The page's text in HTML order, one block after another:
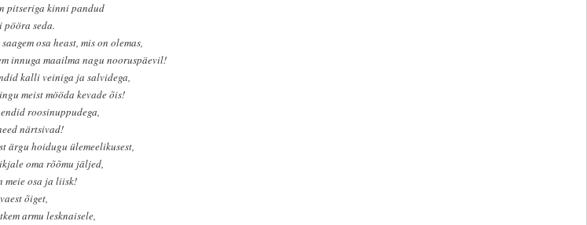
pitseriga kinni pandud
pööra seda.
osa heast, mis on olemas,
innuga maailma nagu nooruspäevil!
kalli veiniga ja salvidega,
meist mööda kevade õis!
roosinuppudega,
närtsivad!
ärgu hoidugu ülemeelikusest,
oma rõõmu jäljed,
meie osa ja liisk!
õiget,
armu lesknaisele,